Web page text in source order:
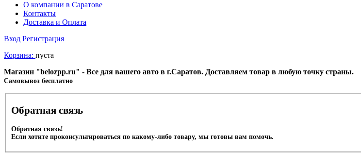
О компании в Саратове
Контакты
Доставка и Оплата
Вход Регистрация
Корзина: пуста
Магазин "belozpp.ru" - Все для вашего авто в г.Саратов. Доставляем товар в любую точку страны.
Cамовывоз бесплатно
Обратная связь
Обратная связь!
Если хотите проконсультироваться по какому-либо товару, мы готовы вам помочь.